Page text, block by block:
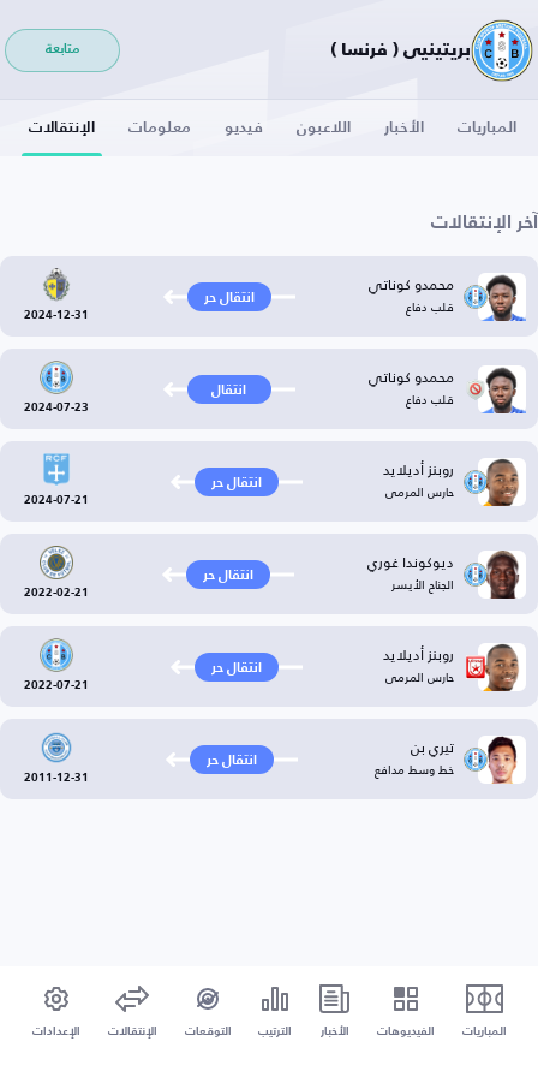
بريتينيي ( فرنسا ) متابعة
المباريات الأخبار اللاعبون فيديو معلومات الإنتقالات
آخر الإنتقالات
محمدو كوناتي
قلب دفاع انتقال حر
2024-12-31
محمدو كوناتي
قلب دفاع انتقال
2024-07-23
روبنز أديلايد
حارس المرمى انتقال حر
2024-07-21
ديوكوندا غوري
الجناح الأيسر انتقال حر
2022-02-21
روبنز أديلايد
حارس المرمى انتقال حر
2022-07-21
تيري بن
خط وسط مدافع انتقال حر
2011-12-31
المباريات الفيديوهات الأخبار الترتيب التوقعات الإنتقالات الإعدادات